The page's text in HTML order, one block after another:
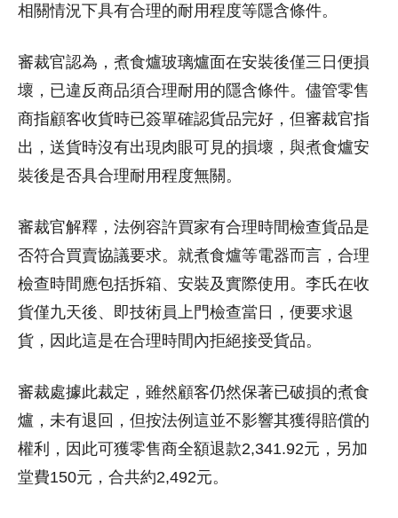
相關情況下具有合理的耐用程度等隱含條件。
審裁官認為，煮食爐玻璃爐面在安裝後僅三日便損
壞，已違反商品須合理耐用的隱含條件。儘管零售
商指顧客收貨時已簽單確認貨品完好，但審裁官指
出，送貨時沒有出現肉眼可見的損壞，與煮食爐安
裝後是否具合理耐用程度無關。
審裁官解釋，法例容許買家有合理時間檢查貨品是
否符合買賣協議要求。就煮食爐等電器而言，合理
檢查時間應包括拆箱、安裝及實際使用。李氏在收
貨僅九天後、即技術員上門檢查當日，便要求退
貨，因此這是在合理時間內拒絕接受貨品。
審裁處據此裁定，雖然顧客仍然保著已破損的煮食
爐，未有退回，但按法例這並不影響其獲得賠償的
權利，因此可獲零售商全額退款2,341.92元，另加
堂費150元，合共約2,492元。